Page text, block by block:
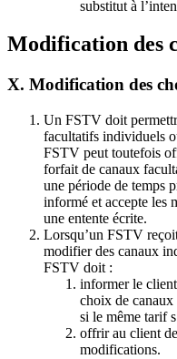
substitut à
Modification des
X. Modification des
Un FSTV doit
facultatifs individuels
FSTV peut toutefois
forfait de canaux
une période de temps
informé et accepte les
une entente écrite.
Lorsqu’un FSTV
modifier des canaux
FSTV doit :
informer le
choix de
si le même tarif
offrir au client
modifications.